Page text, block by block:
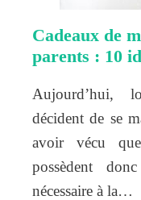
Cadeaux de
parents : 10
Aujourd’hui,
décident de se
avoir vécu
possèdent
nécessaire à la…